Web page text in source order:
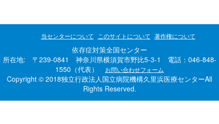
当センターについて このサイトについて 著作権について
依存症対策全国センター
所在地: 〒239-0841 神奈川県横須賀市野比5-3-1 電話：046-848-
1550（代表）
お問い合わせフォーム
Copyright © 2018独立行政法人国立病院機構久里浜医療センターAll
Rights Reserved.